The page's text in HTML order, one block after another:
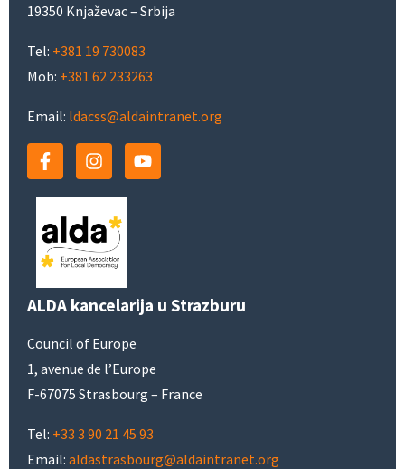
19350 Knjaževac – Srbija
Tel: +381 19 730083
Mob: +381 62 233263
Email: ldacss@aldaintranet.org
ALDA kancelarija u Strazburu
Council of Europe
1, avenue de l’Europe
F-67075 Strasbourg – France
Tel: +33 3 90 21 45 93
Email: aldastrasbourg@aldaintranet.org